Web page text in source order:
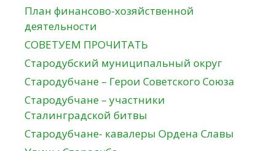
План финансово-хозяйственной
деятельности
СОВЕТУЕМ ПРОЧИТАТЬ
Стародубский муниципальный округ
Стародубчане – Герои Советского Союза
Стародубчане – участники
Сталинградской битвы
Стародубчане- кавалеры Ордена Славы